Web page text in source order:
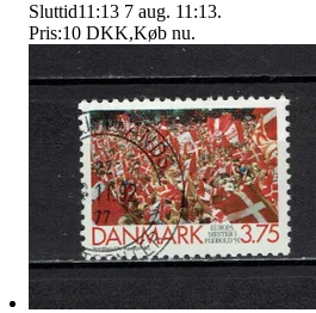
Sluttid11:13 7 aug. 11:13.
Pris:10 DKK,Køb nu.